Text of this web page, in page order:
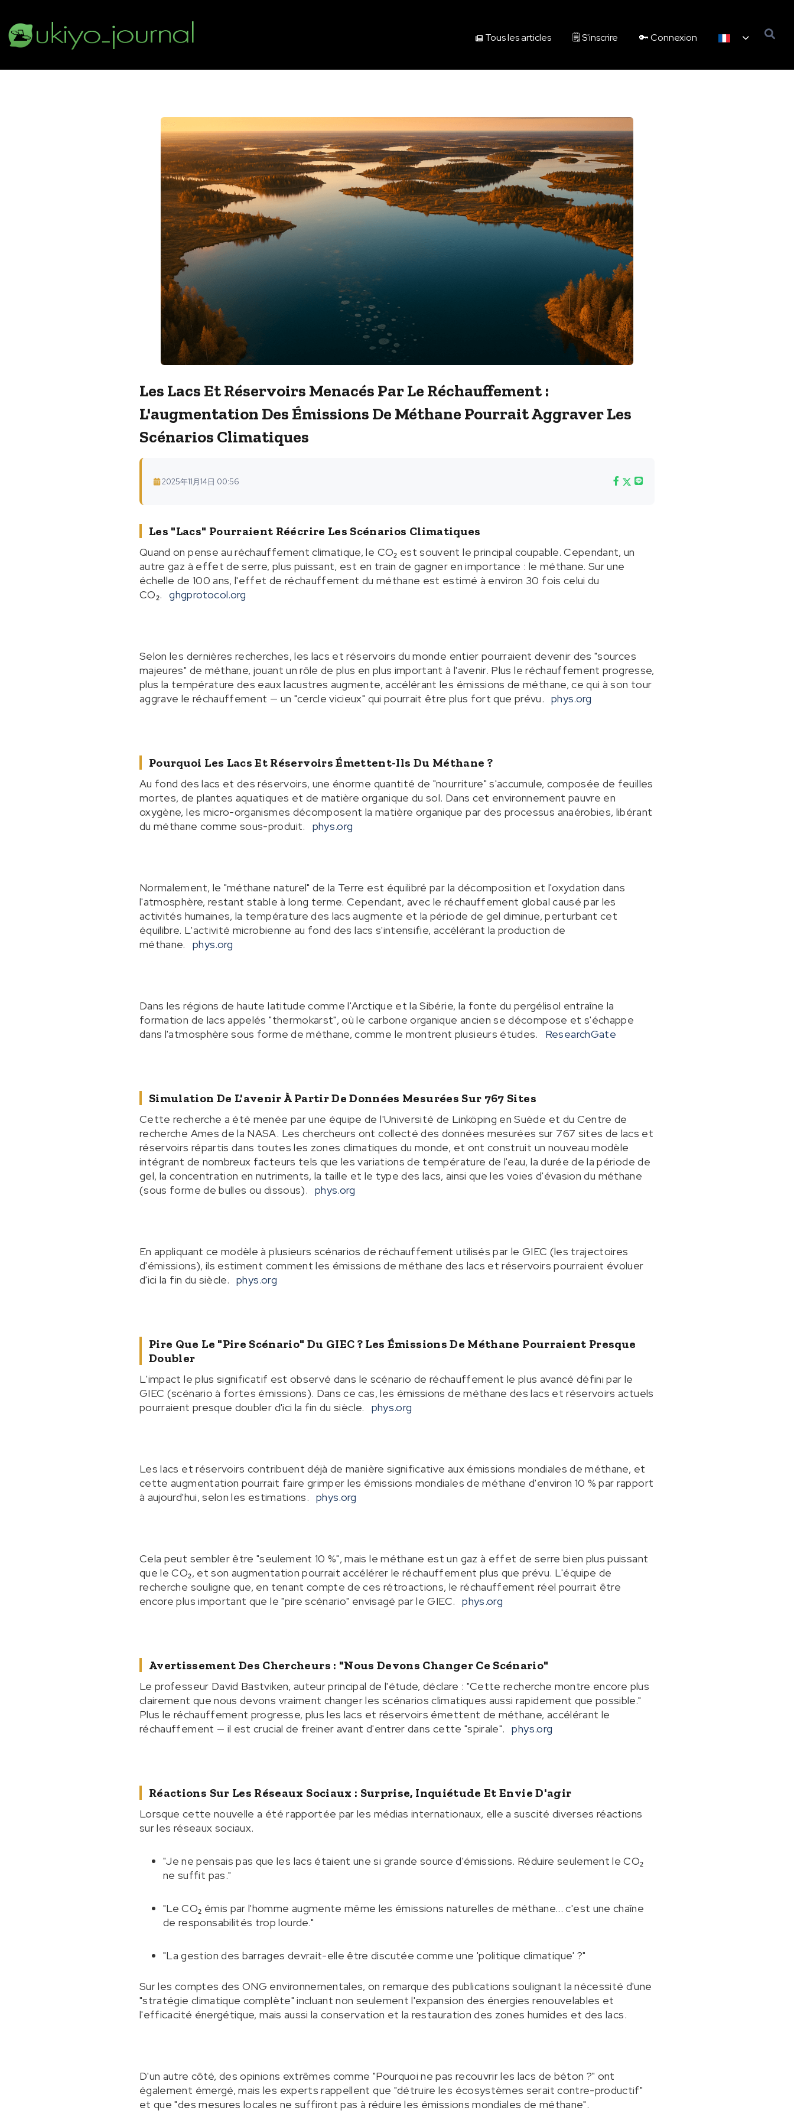
Tous les articles 🗒️ S'inscrire 🔑 Connexion
Les Lacs Et Réservoirs Menacés Par Le Réchauffement :
L'augmentation Des Émissions De Méthane Pourrait Aggraver Les
Scénarios Climatiques
2025年11月14日 00:56
Les "lacs" Pourraient Réécrire Les Scénarios Climatiques
Quand on pense au réchauffement climatique, le CO₂ est souvent le principal coupable. Cependant, un
autre gaz à effet de serre, plus puissant, est en train de gagner en importance : le méthane. Sur une
échelle de 100 ans, l'effet de réchauffement du méthane est estimé à environ 30 fois celui du
CO₂. ghgprotocol.org
Selon les dernières recherches, les lacs et réservoirs du monde entier pourraient devenir des "sources
majeures" de méthane, jouant un rôle de plus en plus important à l'avenir. Plus le réchauffement progresse,
plus la température des eaux lacustres augmente, accélérant les émissions de méthane, ce qui à son tour
aggrave le réchauffement — un "cercle vicieux" qui pourrait être plus fort que prévu. phys.org
Pourquoi Les Lacs Et Réservoirs Émettent-Ils Du Méthane ?
Au fond des lacs et des réservoirs, une énorme quantité de "nourriture" s'accumule, composée de feuilles
mortes, de plantes aquatiques et de matière organique du sol. Dans cet environnement pauvre en
oxygène, les micro-organismes décomposent la matière organique par des processus anaérobies, libérant
du méthane comme sous-produit.
phys.org
Normalement, le "méthane naturel" de la Terre est équilibré par la décomposition et l'oxydation dans
l'atmosphère, restant stable à long terme. Cependant, avec le réchauffement global causé par les
activités humaines, la température des lacs augmente et la période de gel diminue, perturbant cet
équilibre. L'activité microbienne au fond des lacs s'intensifie, accélérant la production de
méthane.
phys.org
Dans les régions de haute latitude comme l'Arctique et la Sibérie, la fonte du pergélisol entraîne la
formation de lacs appelés "thermokarst", où le carbone organique ancien se décompose et s'échappe
dans l'atmosphère sous forme de méthane, comme le montrent plusieurs études.
ResearchGate
Simulation De L'avenir À Partir De Données Mesurées Sur 767 Sites
Cette recherche a été menée par une équipe de l'Université de Linköping en Suède et du Centre de
recherche Ames de la NASA. Les chercheurs ont collecté des données mesurées sur 767 sites de lacs et
réservoirs répartis dans toutes les zones climatiques du monde, et ont construit un nouveau modèle
intégrant de nombreux facteurs tels que les variations de température de l'eau, la durée de la période de
gel, la concentration en nutriments, la taille et le type des lacs, ainsi que les voies d'évasion du méthane
(sous forme de bulles ou dissous). phys.org
En appliquant ce modèle à plusieurs scénarios de réchauffement utilisés par le GIEC (les trajectoires
d'émissions), ils estiment comment les émissions de méthane des lacs et réservoirs pourraient évoluer
d'ici la fin du siècle. phys.org
Pire Que Le "pire Scénario" Du GIEC ? Les Émissions De Méthane Pourraient Presque
Doubler
L'impact le plus significatif est observé dans le scénario de réchauffement le plus avancé défini par le
GIEC (scénario à fortes émissions). Dans ce cas, les émissions de méthane des lacs et réservoirs actuels
pourraient presque doubler d'ici la fin du siècle.
phys.org
Les lacs et réservoirs contribuent déjà de manière significative aux émissions mondiales de méthane, et
cette augmentation pourrait faire grimper les émissions mondiales de méthane d'environ 10 % par rapport
à aujourd'hui, selon les estimations. phys.org
Cela peut sembler être "seulement 10 %", mais le méthane est un gaz à effet de serre bien plus puissant
que le CO₂, et son augmentation pourrait accélérer le réchauffement plus que prévu. L'équipe de
recherche souligne que, en tenant compte de ces rétroactions, le réchauffement réel pourrait être
encore plus important que le "pire scénario" envisagé par le GIEC. phys.org
Avertissement Des Chercheurs : "Nous Devons Changer Ce Scénario"
Le professeur David Bastviken, auteur principal de l'étude, déclare : "Cette recherche montre encore plus
clairement que nous devons vraiment changer les scénarios climatiques aussi rapidement que possible."
Plus le réchauffement progresse, plus les lacs et réservoirs émettent de méthane, accélérant le
réchauffement — il est crucial de freiner avant d'entrer dans cette "spirale". phys.org
Réactions Sur Les Réseaux Sociaux : Surprise, Inquiétude Et Envie D'agir
Lorsque cette nouvelle a été rapportée par les médias internationaux, elle a suscité diverses réactions
sur les réseaux sociaux.
"Je ne pensais pas que les lacs étaient une si grande source d'émissions. Réduire seulement le CO₂
ne suffit pas."
"Le CO₂ émis par l'homme augmente même les émissions naturelles de méthane... c'est une chaîne
de responsabilités trop lourde."
"La gestion des barrages devrait-elle être discutée comme une 'politique climatique' ?"
Sur les comptes des ONG environnementales, on remarque des publications soulignant la nécessité d'une
"stratégie climatique complète" incluant non seulement l'expansion des énergies renouvelables et
l'efficacité énergétique, mais aussi la conservation et la restauration des zones humides et des lacs.
D'un autre côté, des opinions extrêmes comme "Pourquoi ne pas recouvrir les lacs de béton ?" ont
également émergé, mais les experts rappellent que "détruire les écosystèmes serait contre-productif"
et que "des mesures locales ne suffiront pas à réduire les émissions mondiales de méthane".